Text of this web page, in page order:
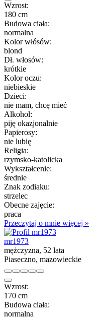
Wzrost:
180 cm
Budowa ciała:
normalna
Kolor włósów:
blond
Dł. włosów:
krótkie
Kolor oczu:
niebieskie
Dzieci:
nie mam, chcę mieć
Alkohol:
piję okazjonalnie
Papierosy:
nie lubię
Religia:
rzymsko-katolicka
Wykształcenie:
średnie
Znak zodiaku:
strzelec
Obecne zajęcie:
praca
Przeczytaj o mnie więcej »
mr1973
mężczyzna, 52 lata
Piaseczno, mazowieckie
Wzrost:
170 cm
Budowa ciała:
normalna